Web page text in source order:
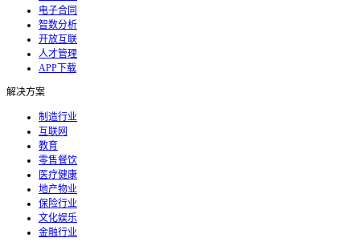
电子合同
智数分析
开放互联
人才管理
APP下载
解决方案
制造行业
互联网
教育
零售餐饮
医疗健康
地产物业
保险行业
文化娱乐
金融行业